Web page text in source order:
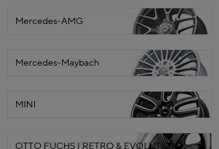
Mercedes-AMG
Mercedes-Maybach
MINI
OTTO FUCHS | RETRO & EVOLUTION